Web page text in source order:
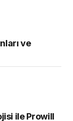
ve
ile Prowill